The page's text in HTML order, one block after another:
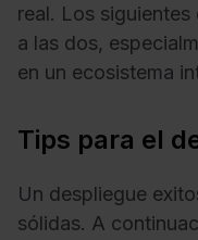
real. Los
a las dos,
en un ecosistema
Tips para el
Un despliegue
sólidas. A